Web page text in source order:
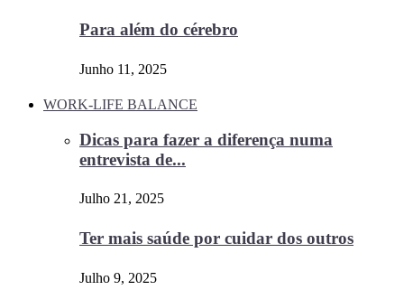
Para além do cérebro
Junho 11, 2025
WORK-LIFE BALANCE
Dicas para fazer a diferença numa
entrevista de...
Julho 21, 2025
Ter mais saúde por cuidar dos outros
Julho 9, 2025